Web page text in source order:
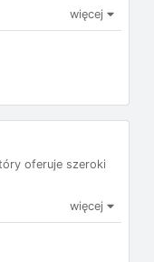
więcej
oferuje szeroki
więcej